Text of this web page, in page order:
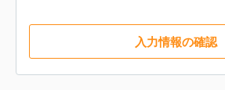
入力情報の確認